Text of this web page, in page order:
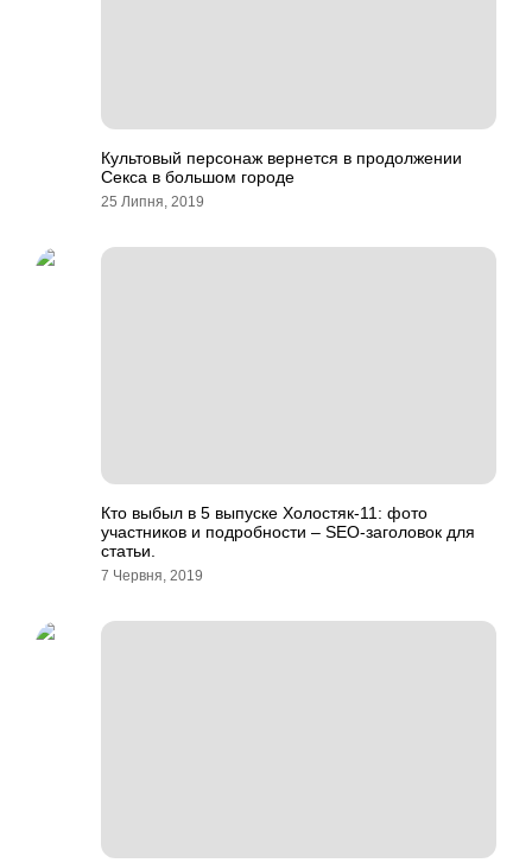
Культовый персонаж вернется в продолжении
Секса в большом городе
25 Липня, 2019
Кто выбыл в 5 выпуске Холостяк-11: фото
участников и подробности – SEO-заголовок для
статьи.
7 Червня, 2019